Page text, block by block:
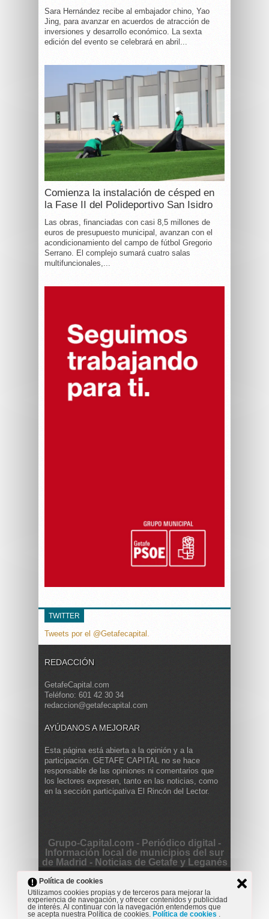
Sara Hernández recibe al embajador chino, Yao
Jing, para avanzar en acuerdos de atracción de
inversiones y desarrollo económico. La sexta
edición del evento se celebrará en abril...
Comienza la instalación de césped en
la Fase II del Polideportivo San Isidro
Las obras, financiadas con casi 8,5 millones de
euros de presupuesto municipal, avanzan con el
acondicionamiento del campo de fútbol Gregorio
Serrano. El complejo sumará cuatro salas
multifuncionales,...
TWITTER
Tweets por el @Getafecapital.
REDACCIÓN
GetafeCapital.com
Teléfono: 601 42 30 34
redaccion@getafecapital.com
AYÚDANOS A MEJORAR
Esta página está abierta a la opinión y a la
participación. GETAFE CAPITAL no se hace
responsable de las opiniones ni comentarios que
los lectores expresen, tanto en las noticias, como
en la sección participativa El Rincón del Lector.
Grupo-Capital.com - Periódico digital -
Información local de municipios del sur
de Madrid - Noticias de Getafe y Leganés
Copyright © 2013 Getafe Capital. Powered by
Project
Opinión Actualidad Cultura Deportes
Entrevista
Reportaje
Secciones
Política de cookies
Utilizamos cookies propias y de terceros para mejorar la
experiencia de navegación, y ofrecer contenidos y publicidad
de interés. Al continuar con la navegación entendemos que
se acepta nuestra Política de cookies. Política de cookies .